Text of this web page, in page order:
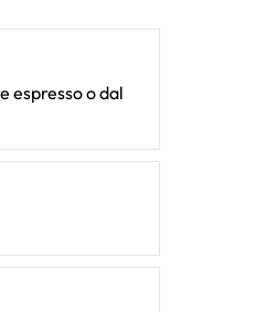
espresso o dal